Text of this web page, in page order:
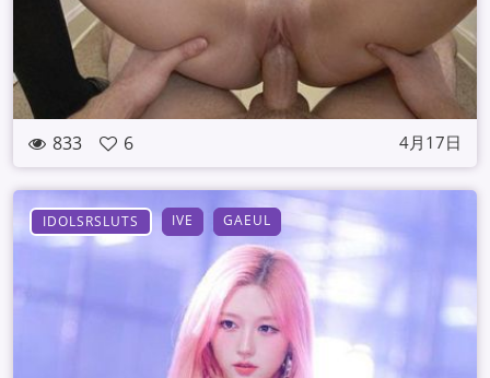
833 6 4月17日
IDOLSRSLUTS IVE GAEUL